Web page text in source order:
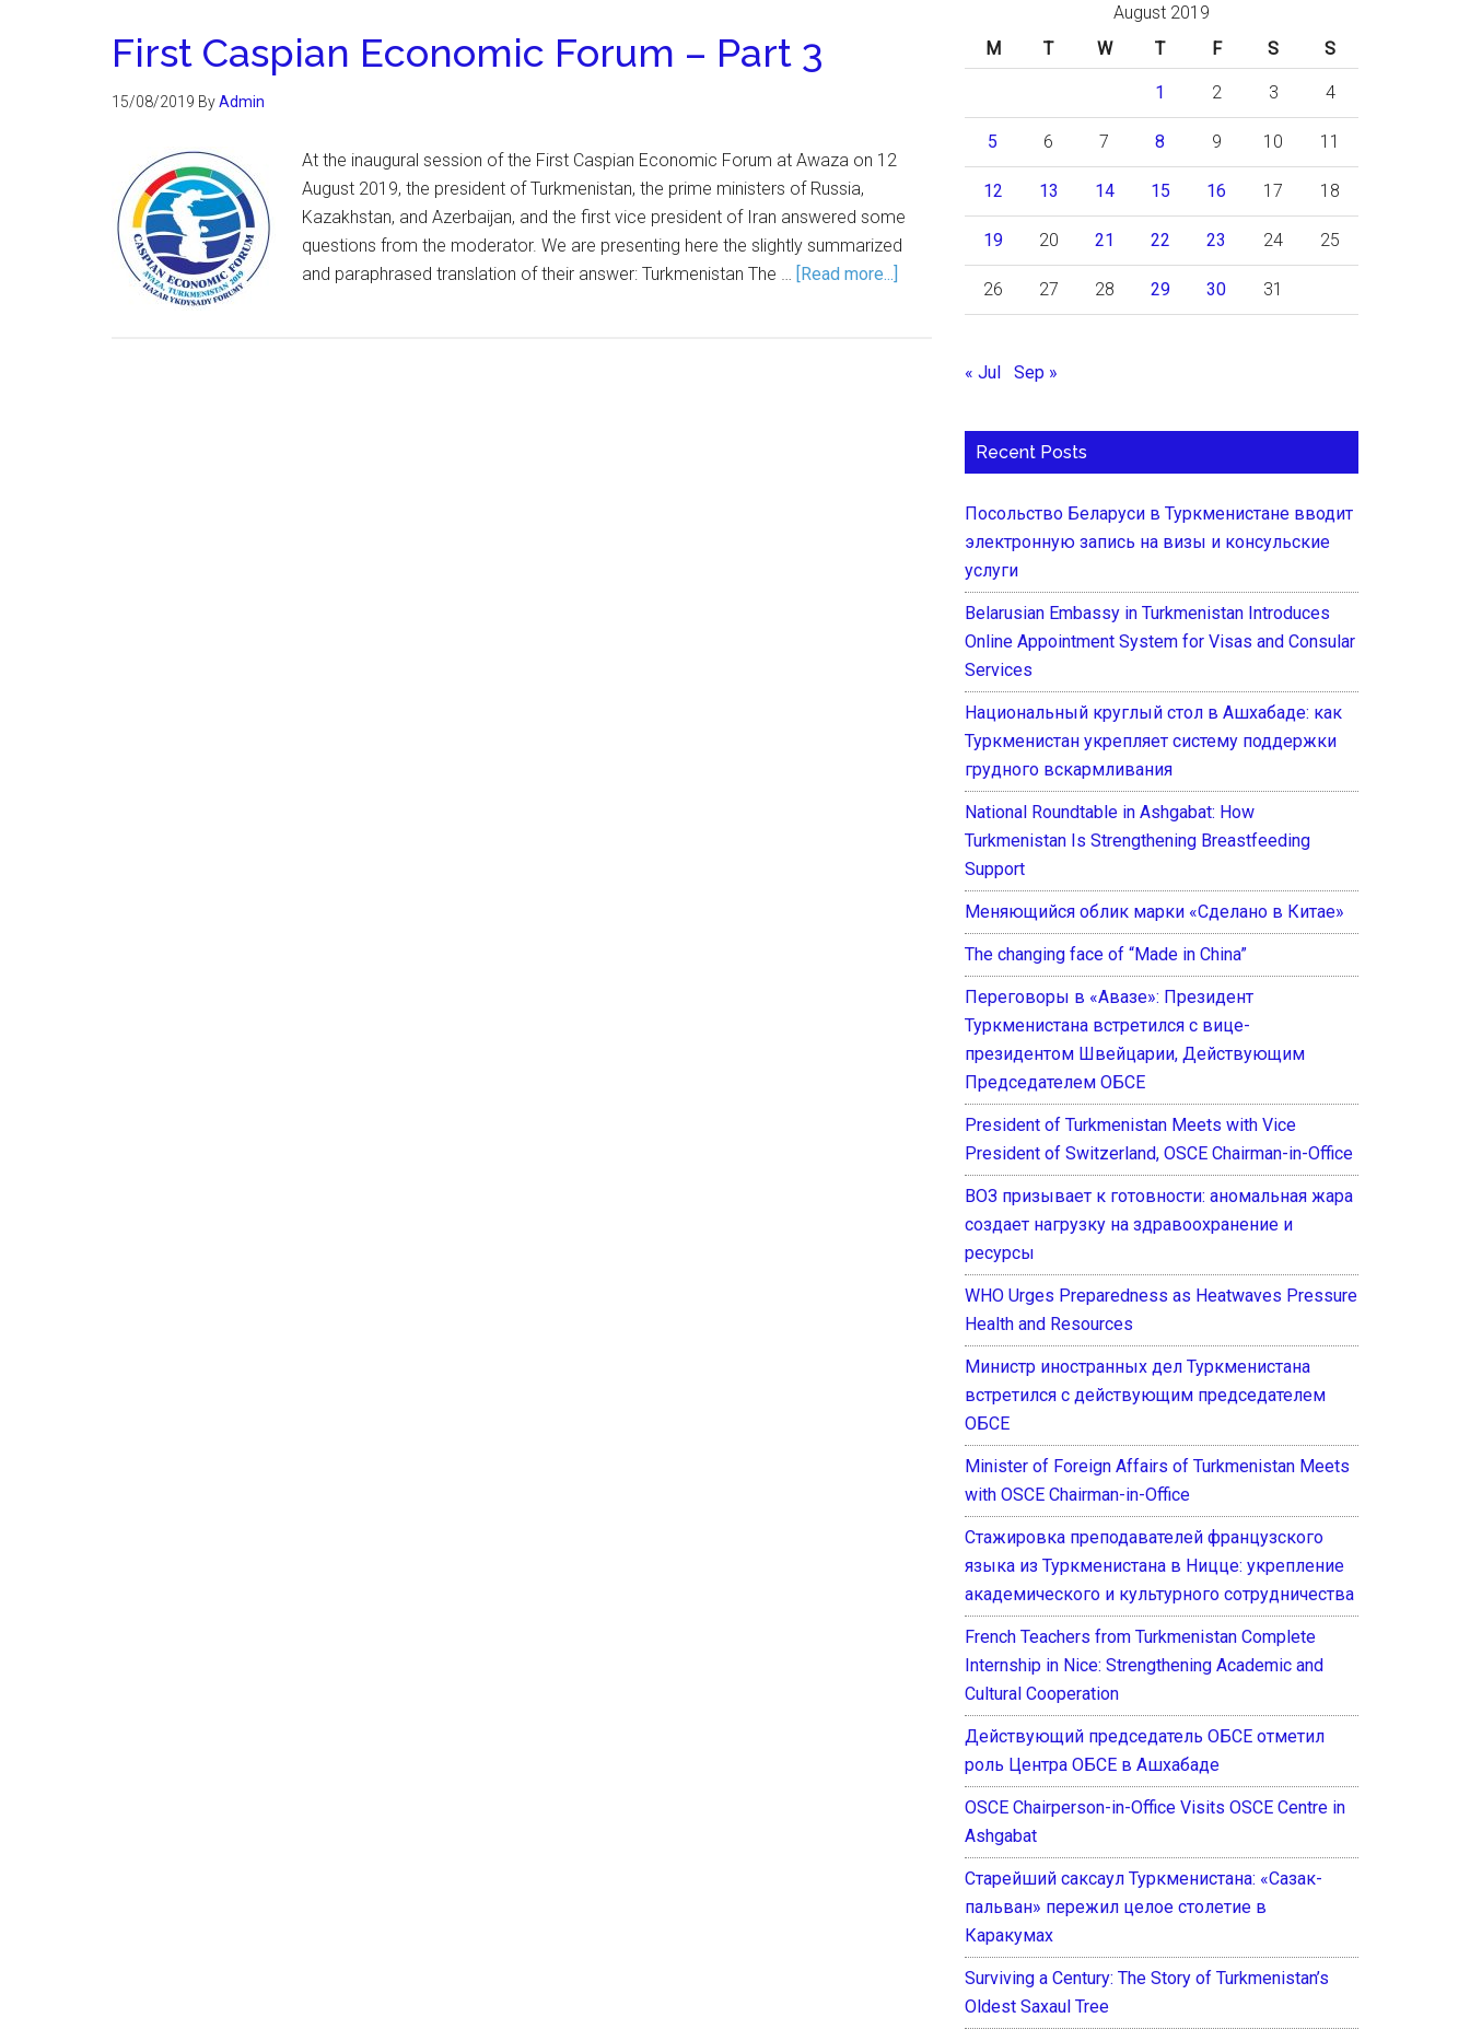
First Caspian Economic Forum – Part 3
15/08/2019 ByAdmin
At the inaugural session of the First Caspian Economic Forum at Awaza on 12
August 2019, the president of Turkmenistan, the prime ministers of Russia,
Kazakhstan, and Azerbaijan, and the first vice president of Iran answered some
questions from the moderator. We are presenting here the slightly summarized
and paraphrased translation of their answer: Turkmenistan The … [Read more...]
August 2019
M
T W T F S S
1 2 3 4
5 6 7 8 9 10 11
12 13 14 15 16 17 18
19 20 21 22 23 24 25
26 27 28 29 30 31
« Jul Sep »
Recent Posts
Посольство Беларуси в Туркменистане вводит
электронную запись на визы и консульские
услуги
Belarusian Embassy in Turkmenistan Introduces
Online Appointment System for Visas and Consular
Services
Национальный круглый стол в Ашхабаде: как
Туркменистан укрепляет систему поддержки
грудного вскармливания
National Roundtable in Ashgabat: How
Turkmenistan Is Strengthening Breastfeeding
Support
Меняющийся облик марки «Сделано в Китае»
The changing face of “Made in China”
Переговоры в «Авазе»: Президент
Туркменистана встретился с вице-
президентом Швейцарии, Действующим
Председателем ОБСЕ
President of Turkmenistan Meets with Vice
President of Switzerland, OSCE Chairman-in-Office
ВОЗ призывает к готовности: аномальная жара
создает нагрузку на здравоохранение и
ресурсы
WHO Urges Preparedness as Heatwaves Pressure
Health and Resources
Министр иностранных дел Туркменистана
встретился с действующим председателем
ОБСЕ
Minister of Foreign Affairs of Turkmenistan Meets
with OSCE Chairman-in-Office
Стажировка преподавателей французского
языка из Туркменистана в Ницце: укрепление
академического и культурного сотрудничества
French Teachers from Turkmenistan Complete
Internship in Nice: Strengthening Academic and
Cultural Cooperation
Действующий председатель ОБСЕ отметил
роль Центра ОБСЕ в Ашхабаде
OSCE Chairperson-in-Office Visits OSCE Centre in
Ashgabat
Старейший саксаул Туркменистана: «Сазак-
пальван» пережил целое столетие в
Каракумах
Surviving a Century: The Story of Turkmenistan’s
Oldest Saxaul Tree